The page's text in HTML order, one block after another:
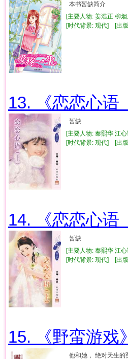
本书暂缺简介
[主要人物: 姜浩正 柳
[时代背景: 现代] [出
13. 《恋恋心语
暂缺
[主要人物: 秦熙华 江
[时代背景: 现代] [出
14. 《恋恋心语
暂缺
[主要人物: 秦熙华 江
[时代背景: 现代] [出
15. 《野蛮游戏》
他和她， 绝对天生